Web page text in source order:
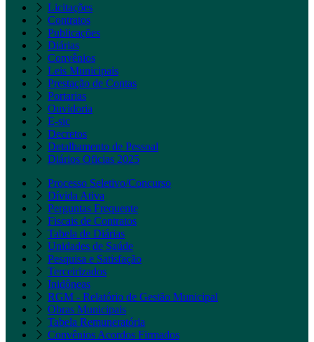
Licitações
Contratos
Publicações
Diárias
Convênios
Leis Municipais
Prestação de Contas
Portarias
Ouvidoria
E-sic
Decretos
Detalhamento de Pessoal
Diários Oficias 2025
Processo Seletivo/Concurso
Dívida Ativa
Perguntas Frequente
Fiscais de Contratos
Tabela de Diárias
Unidades de Saúde
Pesquisa e Satisfação
Terceirizados
Inidôneas
RGM - Relatório de Gestão Municipal
Obras Municipais
Tabela Remuneratória
Convênios Acordos Firmados